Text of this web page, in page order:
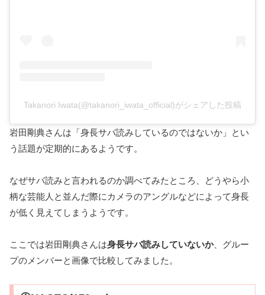
Takanori Iwata(@takanori_iwata_official)がシェアした投稿
岩田剛典さんは「身長サバ読みしているのではないか」とい
う話題が定期的にあるようです。
なぜサバ読みと言われるのか調べてみたところ、どうやら小
柄な芸能人と並んだ際にカメラのアングルなどによって身長
が低く見えてしまうようです。
ここでは岩田剛典さんは身長サバ読みしていないか、グルー
プのメンバーと画像で比較してみました。